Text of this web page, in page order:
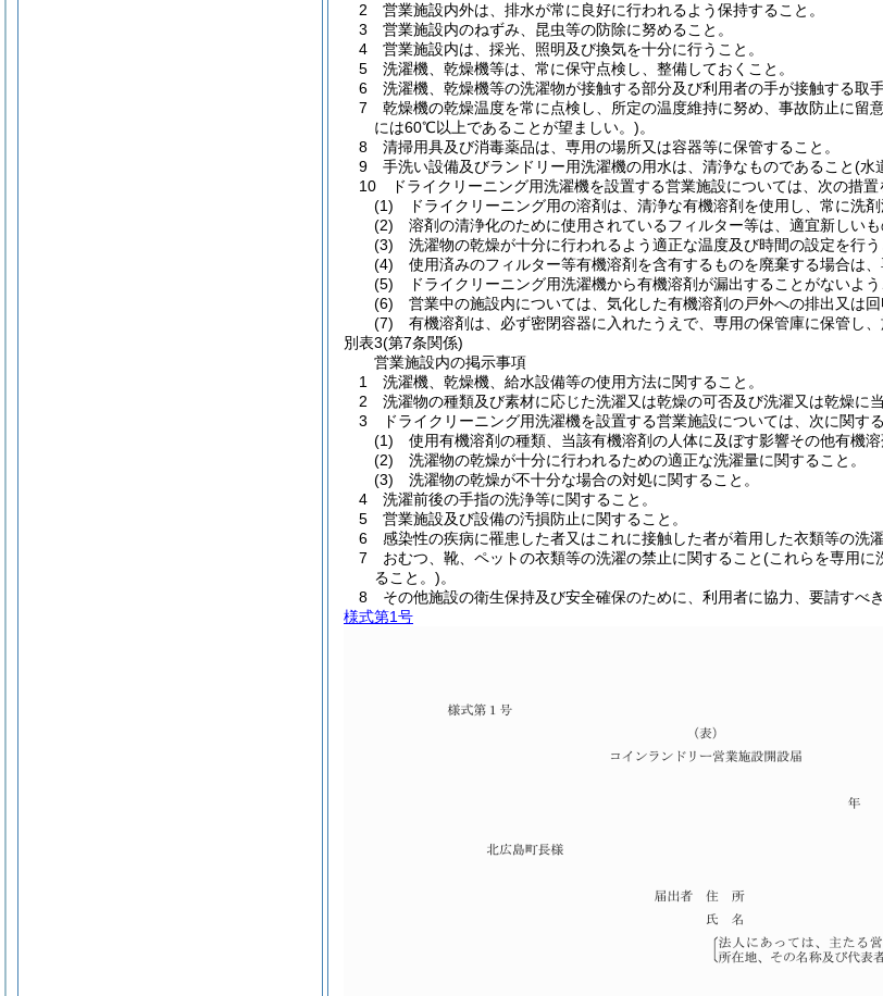
2 営業施設内外は、排水が常に良好に行われるよう保持すること。
3 営業施設内のねずみ、昆虫等の防除に努めること。
4 営業施設内は、採光、照明及び換気を十分に行うこと。
5 洗濯機、乾燥機等は、常に保守点検し、整備しておくこと。
6 洗濯機、乾燥機等の洗濯物が接触する部分及び利用者の手が接触する取
7 乾燥機の乾燥温度を常に点検し、所定の温度維持に努め、事故防止に留
には60℃以上であることが望ましい。)。
8 清掃用具及び消毒薬品は、専用の場所又は容器等に保管すること。
9 手洗い設備及びランドリー用洗濯機の用水は、清浄なものであること(水
10 ドライクリーニング用洗濯機を設置する営業施設については、次の措置
(1) ドライクリーニング用の溶剤は、清浄な有機溶剤を使用し、常に洗剤
(2) 溶剤の清浄化のために使用されているフィルター等は、適宜新しい
(3) 洗濯物の乾燥が十分に行われるよう適正な温度及び時間の設定を行
(4) 使用済みのフィルター等有機溶剤を含有するものを廃棄する場合は、
(5) ドライクリーニング用洗濯機から有機溶剤が漏出することがないよう
(6) 営業中の施設内については、気化した有機溶剤の戸外への排出又は回
(7) 有機溶剤は、必ず密閉容器に入れたうえで、専用の保管庫に保管し
別表3(第7条関係)
営業施設内の掲示事項
1 洗濯機、乾燥機、給水設備等の使用方法に関すること。
2 洗濯物の種類及び素材に応じた洗濯又は乾燥の可否及び洗濯又は乾燥に
3 ドライクリーニング用洗濯機を設置する営業施設については、次に関する
(1) 使用有機溶剤の種類、当該有機溶剤の人体に及ぼす影響その他有機溶
(2) 洗濯物の乾燥が十分に行われるための適正な洗濯量に関すること。
(3) 洗濯物の乾燥が不十分な場合の対処に関すること。
4 洗濯前後の手指の洗浄等に関すること。
5 営業施設及び設備の汚損防止に関すること。
6 感染性の疾病に罹患した者又はこれに接触した者が着用した衣類等の洗濯
7 おむつ、靴、ペットの衣類等の洗濯の禁止に関すること(これらを専用
ること。)。
8 その他施設の衛生保持及び安全確保のために、利用者に協力、要請すべき
様式第1号